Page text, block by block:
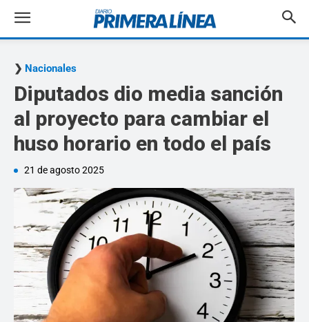
Nacionales
Diputados dio media sanción
al proyecto para cambiar el
huso horario en todo el país
21 de agosto 2025